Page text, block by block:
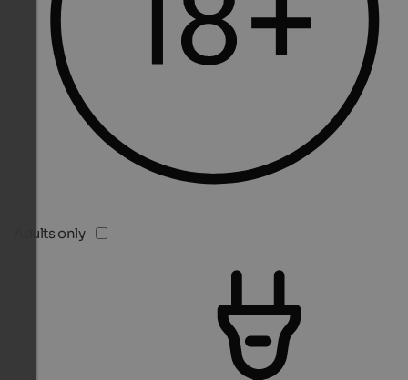
Adults only